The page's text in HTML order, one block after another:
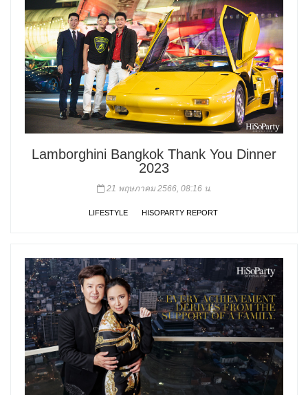
Lamborghini Bangkok Thank You Dinner
2023
21 พฤษภาคม 2566, 08:16 น.
LIFESTYLE HISOPARTY REPORT